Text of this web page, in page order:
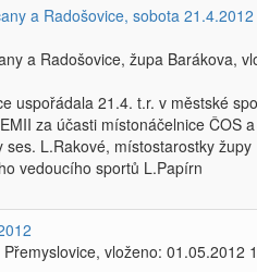
a Radošovice, sobota 21.4.2012
a Radošovice, župa Barákova,
uspořádala 21.4. t.r. v městské
za účasti místonáčelnice ČOS a
L.Rakové, místostarostky župy
vedoucího sportů L.Papírn
vloženo: 01.05.2012